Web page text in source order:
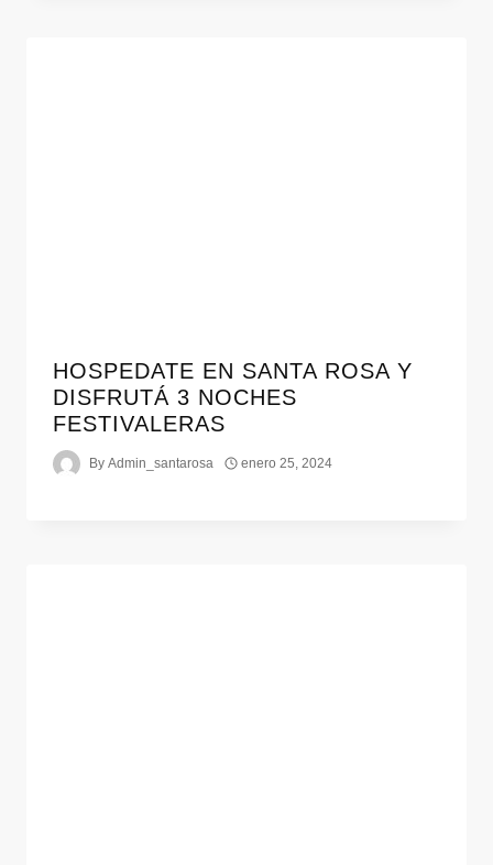
HOSPEDATE EN SANTA ROSA Y
DISFRUTÁ 3 NOCHES
FESTIVALERAS
By Admin_santarosa enero 25, 2024